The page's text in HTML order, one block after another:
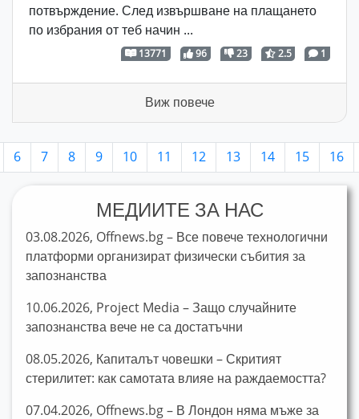
потвърждение. След извършване на плащането
по избрания от теб начин ...
13771 96 23 2.5 1
Виж повече
6 7 8 9 10 11 12 13 14 15 16
МЕДИИТЕ ЗА НАС
03.08.2026, Offnews.bg – Все повече технологични
платформи организират физически събития за
запознанства
10.06.2026, Project Media – Защо случайните
запознанства вече не са достатъчни
08.05.2026, Капиталът човешки – Скритият
стерилитет: как самотата влияе на раждаемостта?
07.04.2026, Offnews.bg – В Лондон няма мъже за